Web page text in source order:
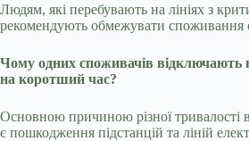
Людям, які перебувають на лініях з
рекомендують обмежувати споживання
Чому одних споживачів
на коротший час?
Основною причиною різної тривалості
є пошкодження підстанцій та ліній